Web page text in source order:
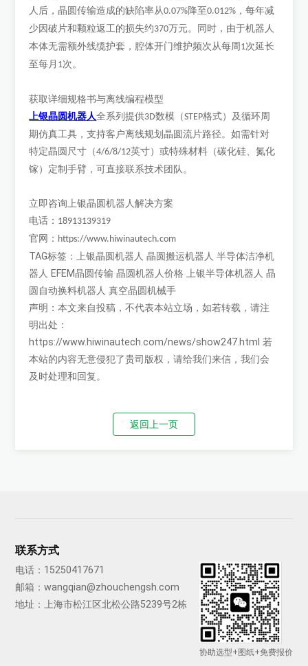
人后，晶圆传输造成的缺陷率从0.07%降至0.012% ，每年减
少因破片和颗粒返工的损失约370万元。同时，由于机器人
本体无需额外线缆护套，腔体开门维护频次从每周 1次延长
至每月 1次。
获取详细规格书与离线编程模型
上银晶圆机器人全系列提供3D数模（STEP格式）及循环周
期仿真工具，支持客户离线规划晶圆流片路径。如需针对
特定晶圆尺寸（4/6/8/12英寸）或特殊材料（碳化硅、氮化
镓）定制手臂，可直接联系技术团队。
立即咨询上银晶圆机器人解决方案
电话： 18913139319
官网： https://www.hiwinautech.com
TAG标签： 上银晶圆机器人 晶圆搬运机器人 半导体洁净机
器人 EFEM晶圆传输 晶圆机器人价格 上银半导体机器人 晶
圆自动换料机器人 真空晶圆机械手
声明：本文来自投稿，不代表本站立场，如若转载，请注
明出处：
https://www.hiwinautech.com/news/show247.html 若
本站的内容无意侵犯了贵司版权，请给我们来信，我们会
及时处理和回复。
返回上一页
联系方式
电话： 15250417671
邮箱：wangqian@zhouchengsh.com
地址：上海市松江区北松公路5239号2栋
协助选型+图纸+免费报价